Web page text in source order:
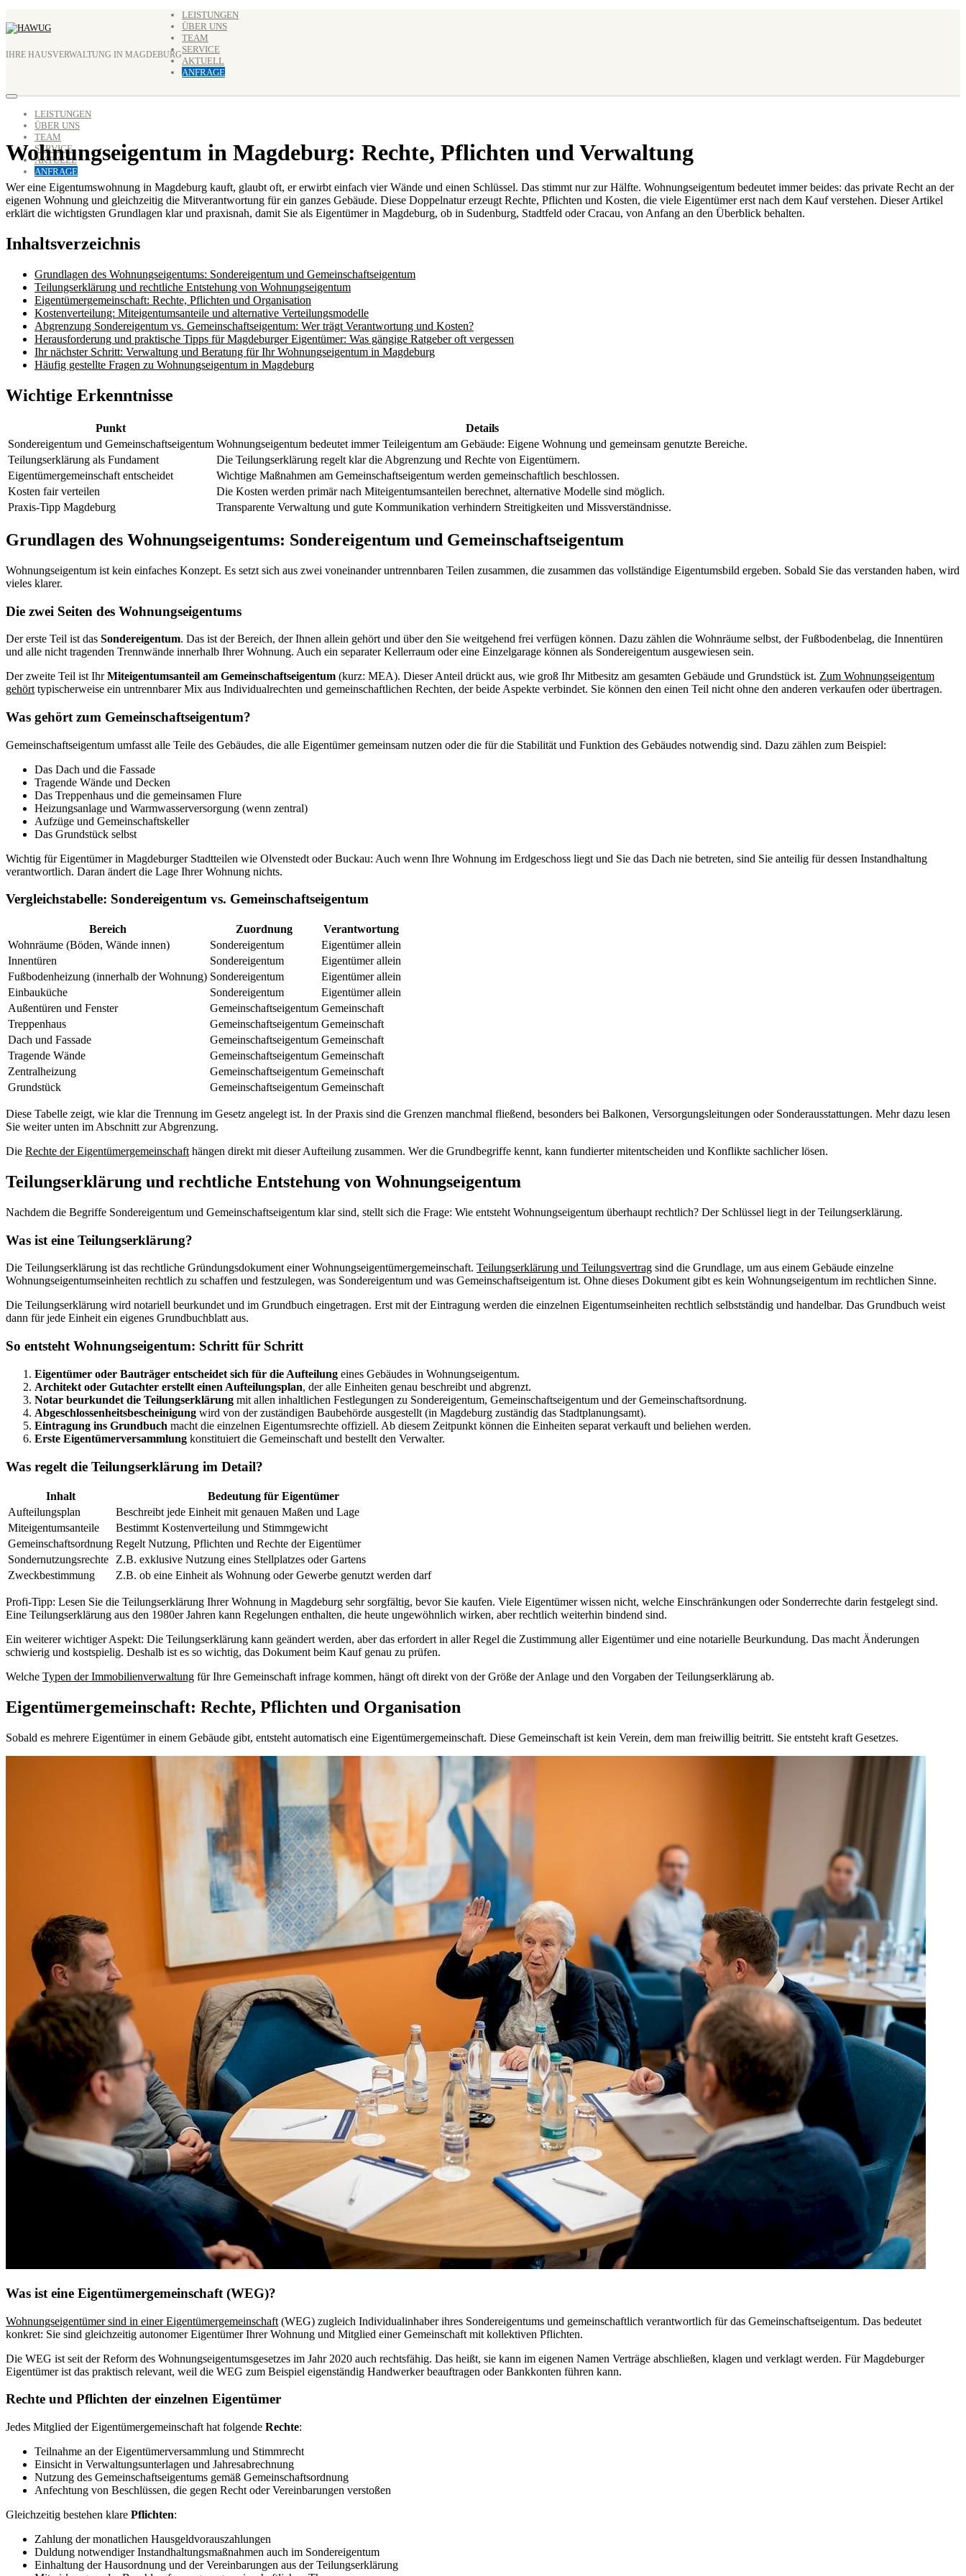
Inhalt
IHRE HAUSVERWALTUNG IN MAGDEBURG
LEISTUNGEN
ÜBER UNS
TEAM
SERVICE
AKTUELL
ANFRAGE
LEISTUNGEN
ÜBER UNS
TEAM
SERVICE
AKTUELL
ANFRAGE
Wohnungseigentum in Magdeburg: Rechte, Pflichten und Verwaltung
Wer eine Eigentumswohnung in Magdeburg kauft, glaubt oft, er erwirbt einfach vier Wände und einen Schlüssel. Das stimmt nur zur Hälfte. Wohnungseigentum bedeutet immer beides: das private Recht an der
eigenen Wohnung und gleichzeitig die Mitverantwortung für ein ganzes Gebäude. Diese Doppelnatur erzeugt Rechte, Pflichten und Kosten, die viele Eigentümer erst nach dem Kauf verstehen. Dieser Artikel
erklärt die wichtigsten Grundlagen klar und praxisnah, damit Sie als Eigentümer in Magdeburg, ob in Sudenburg, Stadtfeld oder Cracau, von Anfang an den Überblick behalten.
Inhaltsverzeichnis
Grundlagen des Wohnungseigentums: Sondereigentum und Gemeinschaftseigentum
Teilungserklärung und rechtliche Entstehung von Wohnungseigentum
Eigentümergemeinschaft: Rechte, Pflichten und Organisation
Kostenverteilung: Miteigentumsanteile und alternative Verteilungsmodelle
Abgrenzung Sondereigentum vs. Gemeinschaftseigentum: Wer trägt Verantwortung und Kosten?
Herausforderung und praktische Tipps für Magdeburger Eigentümer: Was gängige Ratgeber oft vergessen
Ihr nächster Schritt: Verwaltung und Beratung für Ihr Wohnungseigentum in Magdeburg
Häufig gestellte Fragen zu Wohnungseigentum in Magdeburg
Wichtige Erkenntnisse
Punkt
Details
Sondereigentum und Gemeinschaftseigentum Wohnungseigentum bedeutet immer Teileigentum am Gebäude: Eigene Wohnung und gemeinsam genutzte Bereiche.
Teilungserklärung als Fundament
Die Teilungserklärung regelt klar die Abgrenzung und Rechte von Eigentümern.
Eigentümergemeinschaft entscheidet
Wichtige Maßnahmen am Gemeinschaftseigentum werden gemeinschaftlich beschlossen.
Kosten fair verteilen
Die Kosten werden primär nach Miteigentumsanteilen berechnet, alternative Modelle sind möglich.
Praxis-Tipp Magdeburg
Transparente Verwaltung und gute Kommunikation verhindern Streitigkeiten und Missverständnisse.
Grundlagen des Wohnungseigentums: Sondereigentum und Gemeinschaftseigentum
Wohnungseigentum ist kein einfaches Konzept. Es setzt sich aus zwei voneinander untrennbaren Teilen zusammen, die zusammen das vollständige Eigentumsbild ergeben. Sobald Sie das verstanden haben, wird
vieles klarer.
Die zwei Seiten des Wohnungseigentums
Der erste Teil ist das Sondereigentum. Das ist der Bereich, der Ihnen allein gehört und über den Sie weitgehend frei verfügen können. Dazu zählen die Wohnräume selbst, der Fußbodenbelag, die Innentüren
und alle nicht tragenden Trennwände innerhalb Ihrer Wohnung. Auch ein separater Kellerraum oder eine Einzelgarage können als Sondereigentum ausgewiesen sein.
Der zweite Teil ist IhrMiteigentumsanteil am Gemeinschaftseigentum (kurz: MEA). Dieser Anteil drückt aus, wie groß Ihr Mitbesitz am gesamten Gebäude und Grundstück ist. Zum Wohnungseigentum
gehört typischerweise ein untrennbarer Mix aus Individualrechten und gemeinschaftlichen Rechten, der beide Aspekte verbindet. Sie können den einen Teil nicht ohne den anderen verkaufen oder übertragen.
Was gehört zum Gemeinschaftseigentum?
Gemeinschaftseigentum umfasst alle Teile des Gebäudes, die alle Eigentümer gemeinsam nutzen oder die für die Stabilität und Funktion des Gebäudes notwendig sind. Dazu zählen zum Beispiel:
Das Dach und die Fassade
Tragende Wände und Decken
Das Treppenhaus und die gemeinsamen Flure
Heizungsanlage und Warmwasserversorgung (wenn zentral)
Aufzüge und Gemeinschaftskeller
Das Grundstück selbst
Wichtig für Eigentümer in Magdeburger Stadtteilen wie Olvenstedt oder Buckau: Auch wenn Ihre Wohnung im Erdgeschoss liegt und Sie das Dach nie betreten, sind Sie anteilig für dessen Instandhaltung
verantwortlich. Daran ändert die Lage Ihrer Wohnung nichts.
Vergleichstabelle: Sondereigentum vs. Gemeinschaftseigentum
Bereich Zuordnung
Verantwortung
Wohnräume (Böden, Wände innen)
Sondereigentum
Eigentümer allein
Innentüren
Sondereigentum
Eigentümer allein
Fußbodenheizung (innerhalb der Wohnung) Sondereigentum
Eigentümer allein
Einbauküche
Sondereigentum
Eigentümer allein
Außentüren und Fenster
Gemeinschaftseigentum Gemeinschaft
Treppenhaus
Gemeinschaftseigentum Gemeinschaft
Dach und Fassade
Gemeinschaftseigentum Gemeinschaft
Tragende Wände
Gemeinschaftseigentum Gemeinschaft
Zentralheizung
Gemeinschaftseigentum Gemeinschaft
Grundstück
Gemeinschaftseigentum Gemeinschaft
Diese Tabelle zeigt, wie klar die Trennung im Gesetz angelegt ist. In der Praxis sind die Grenzen manchmal fließend, besonders bei Balkonen, Versorgungsleitungen oder Sonderausstattungen. Mehr dazu lesen
Sie weiter unten im Abschnitt zur Abgrenzung.
Die Rechte der Eigentümergemeinschaft hängen direkt mit dieser Aufteilung zusammen. Wer die Grundbegriffe kennt, kann fundierter mitentscheiden und Konflikte sachlicher lösen.
Teilungserklärung und rechtliche Entstehung von Wohnungseigentum
Nachdem die Begriffe Sondereigentum und Gemeinschaftseigentum klar sind, stellt sich die Frage: Wie entsteht Wohnungseigentum überhaupt rechtlich? Der Schlüssel liegt in der Teilungserklärung.
Was ist eine Teilungserklärung?
Die Teilungserklärung ist das rechtliche Gründungsdokument einer Wohnungseigentümergemeinschaft. Teilungserklärung und Teilungsvertrag sind die Grundlage, um aus einem Gebäude einzelne
Wohnungseigentumseinheiten rechtlich zu schaffen und festzulegen, was Sondereigentum und was Gemeinschaftseigentum ist. Ohne dieses Dokument gibt es kein Wohnungseigentum im rechtlichen Sinne.
Die Teilungserklärung wird notariell beurkundet und im Grundbuch eingetragen. Erst mit der Eintragung werden die einzelnen Eigentumseinheiten rechtlich selbstständig und handelbar. Das Grundbuch weist
dann für jede Einheit ein eigenes Grundbuchblatt aus.
So entsteht Wohnungseigentum: Schritt für Schritt
Eigentümer oder Bauträger entscheidet sich für die Aufteilung eines Gebäudes in Wohnungseigentum.
Architekt oder Gutachter erstellt einen Aufteilungsplan, der alle Einheiten genau beschreibt und abgrenzt.
Notar beurkundet die Teilungserklärung mit allen inhaltlichen Festlegungen zu Sondereigentum, Gemeinschaftseigentum und der Gemeinschaftsordnung.
Abgeschlossenheitsbescheinigung wird von der zuständigen Baubehörde ausgestellt (in Magdeburg zuständig das Stadtplanungsamt).
Eintragung ins Grundbuch macht die einzelnen Eigentumsrechte offiziell. Ab diesem Zeitpunkt können die Einheiten separat verkauft und beliehen werden.
Erste Eigentümerversammlung konstituiert die Gemeinschaft und bestellt den Verwalter.
Was regelt die Teilungserklärung im Detail?
Inhalt
Bedeutung für Eigentümer
Aufteilungsplan
Beschreibt jede Einheit mit genauen Maßen und Lage
Miteigentumsanteile
Bestimmt Kostenverteilung und Stimmgewicht
Gemeinschaftsordnung Regelt Nutzung, Pflichten und Rechte der Eigentümer
Sondernutzungsrechte
Z.B. exklusive Nutzung eines Stellplatzes oder Gartens
Zweckbestimmung
Z.B. ob eine Einheit als Wohnung oder Gewerbe genutzt werden darf
Profi-Tipp: Lesen Sie die Teilungserklärung Ihrer Wohnung in Magdeburg sehr sorgfältig, bevor Sie kaufen. Viele Eigentümer wissen nicht, welche Einschränkungen oder Sonderrechte darin festgelegt sind.
Eine Teilungserklärung aus den 1980er Jahren kann Regelungen enthalten, die heute ungewöhnlich wirken, aber rechtlich weiterhin bindend sind.
Ein weiterer wichtiger Aspekt: Die Teilungserklärung kann geändert werden, aber das erfordert in aller Regel die Zustimmung aller Eigentümer und eine notarielle Beurkundung. Das macht Änderungen
schwierig und kostspielig. Deshalb ist es so wichtig, das Dokument beim Kauf genau zu prüfen.
Welche Typen der Immobilienverwaltung für Ihre Gemeinschaft infrage kommen, hängt oft direkt von der Größe der Anlage und den Vorgaben der Teilungserklärung ab.
Eigentümergemeinschaft: Rechte, Pflichten und Organisation
Sobald es mehrere Eigentümer in einem Gebäude gibt, entsteht automatisch eine Eigentümergemeinschaft. Diese Gemeinschaft ist kein Verein, dem man freiwillig beitritt. Sie entsteht kraft Gesetzes.
Was ist eine Eigentümergemeinschaft (WEG)?
Wohnungseigentümer sind in einer Eigentümergemeinschaft (WEG) zugleich Individualinhaber ihres Sondereigentums und gemeinschaftlich verantwortlich für das Gemeinschaftseigentum. Das bedeutet
konkret: Sie sind gleichzeitig autonomer Eigentümer Ihrer Wohnung und Mitglied einer Gemeinschaft mit kollektiven Pflichten.
Die WEG ist seit der Reform des Wohnungseigentumsgesetzes im Jahr 2020 auch rechtsfähig. Das heißt, sie kann im eigenen Namen Verträge abschließen, klagen und verklagt werden. Für Magdeburger
Eigentümer ist das praktisch relevant, weil die WEG zum Beispiel eigenständig Handwerker beauftragen oder Bankkonten führen kann.
Rechte und Pflichten der einzelnen Eigentümer
Jedes Mitglied der Eigentümergemeinschaft hat folgende Rechte:
Teilnahme an der Eigentümerversammlung und Stimmrecht
Einsicht in Verwaltungsunterlagen und Jahresabrechnung
Nutzung des Gemeinschaftseigentums gemäß Gemeinschaftsordnung
Anfechtung von Beschlüssen, die gegen Recht oder Vereinbarungen verstoßen
Gleichzeitig bestehen klare Pflichten:
Zahlung der monatlichen Hausgeldvorauszahlungen
Duldung notwendiger Instandhaltungsmaßnahmen auch im Sondereigentum
Einhaltung der Hausordnung und der Vereinbarungen aus der Teilungserklärung